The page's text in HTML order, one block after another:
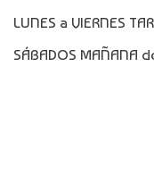
LUNES a VIERNES
SÁBADOS MAÑANA